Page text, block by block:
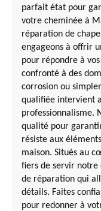
parfait état pour
votre cheminée à
réparation de
engageons à offrir
pour répondre à
confronté à des
corrosion ou
qualifiée intervient
professionnalisme.
qualité pour
résiste aux
maison. Situés au
fiers de servir notre
de réparation qui
détails. Faites
pour redonner à